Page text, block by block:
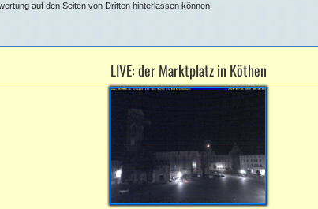
auf den Seiten von Dritten hinterlassen können.
LIVE: der Marktplatz in Köthen